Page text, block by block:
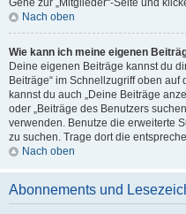
Gehe zur „Mitglieder“-Seite und
Nach oben
Wie kann ich meine eigenen
Deine eigenen Beiträge kannst du
Beiträge“ im Schnellzugriff oben
kannst du auch „Deine Beiträge
oder „Beiträge des Benutzers
verwenden. Benutze die erweiterte
zu suchen. Trage dort die
Nach oben
Abonnements und